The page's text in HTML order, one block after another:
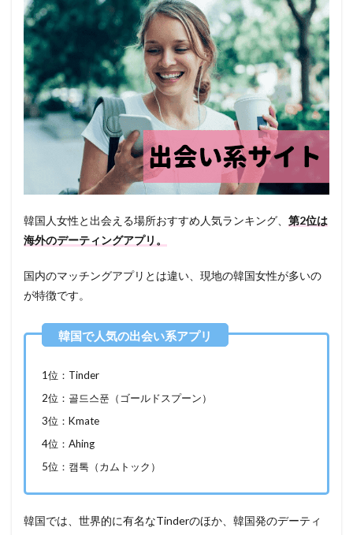
韓国人女性と出会える場所おすすめ人気ランキング、 第2位は
海外のデーティングアプリ。
国内のマッチングアプリとは違い、現地の韓国女性が多いの
が特徴です。
1位：Tinder
2位：골드스푼（ゴールドスプーン）
3位：Kmate
4位：Ahing
5位：캠톡（カムトック）
韓国では、世界的に有名なTinderのほか、韓国発のデーティ